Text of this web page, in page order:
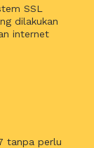
SSL
dilakukan
internet
tanpa perlu